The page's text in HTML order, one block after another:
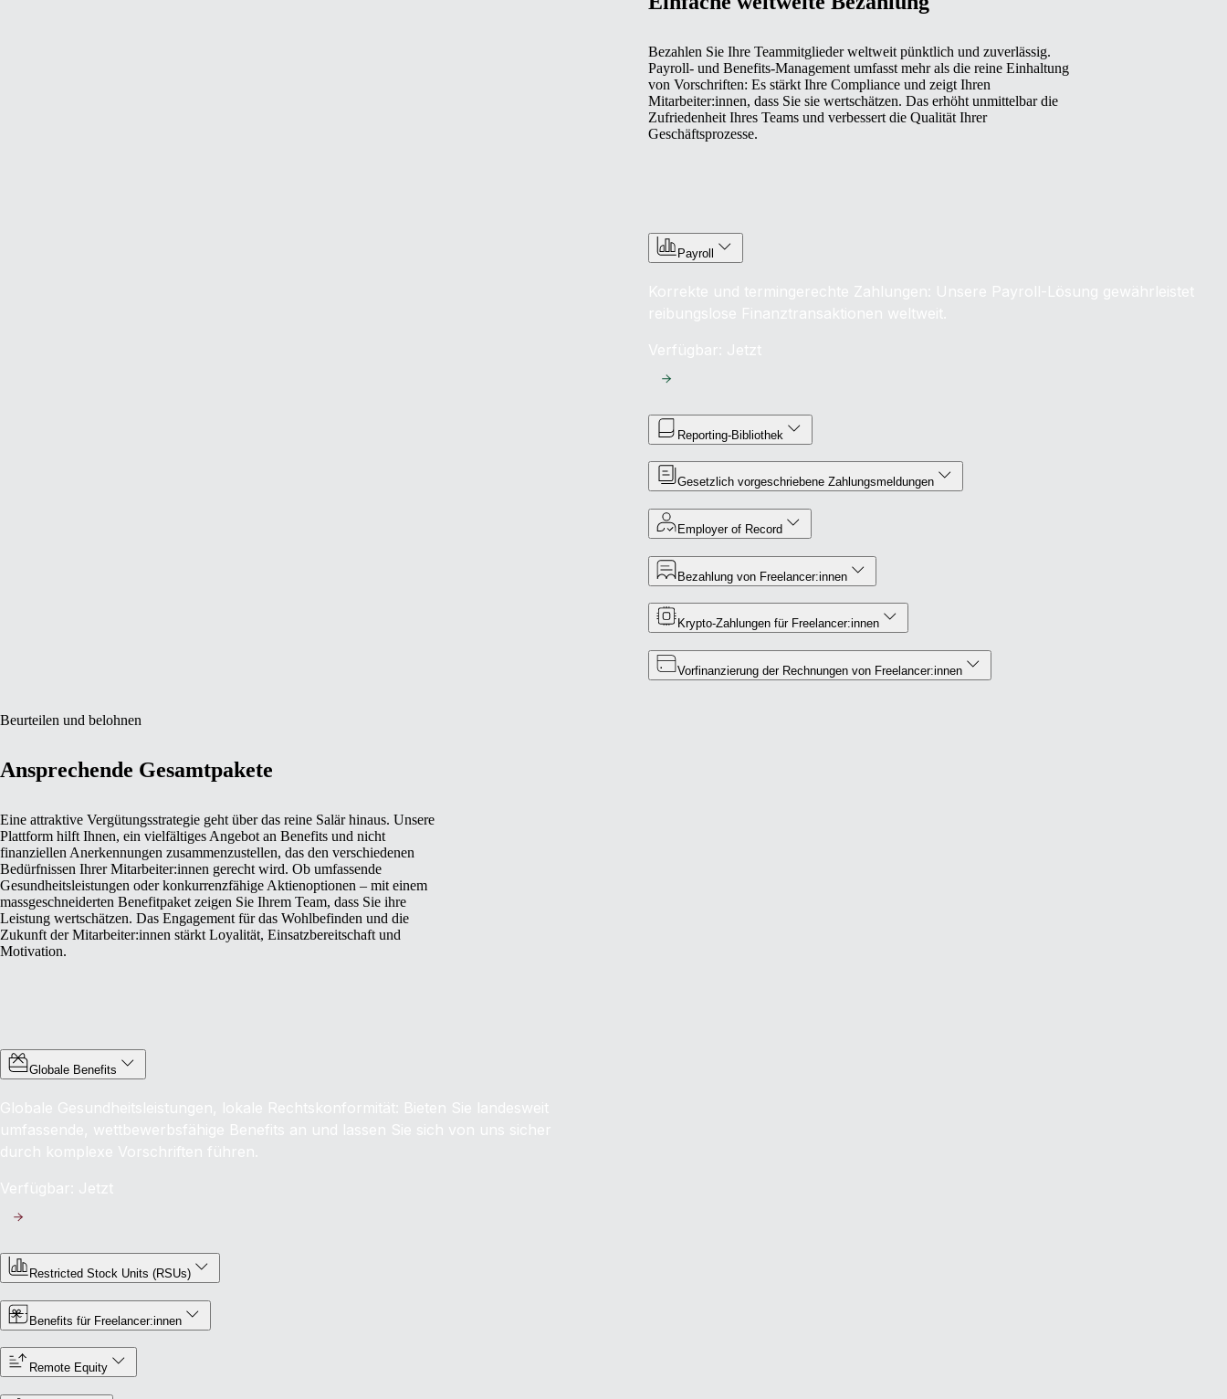
Bezahlen Sie Ihre Teammitglieder weltweit pünktlich und zuverlässig.
Payroll- und Benefits-Management umfasst mehr als die reine Einhaltung
von Vorschriften: Es stärkt Ihre Compliance und zeigt Ihren
Mitarbeiter:innen, dass Sie sie wertschätzen. Das erhöht unmittelbar die
Zufriedenheit Ihres Teams und verbessert die Qualität Ihrer
Geschäftsprozesse.
Payroll
Korrekte und termingerechte Zahlungen: Unsere Payroll-Lösung gewährleistet
reibungslose Finanztransaktionen weltweit.
Verfügbar: Jetzt
Reporting-Bibliothek
Gesetzlich vorgeschriebene Zahlungsmeldungen
Employer of Record
Bezahlung von Freelancer:innen
Krypto-Zahlungen für Freelancer:innen
Vorfinanzierung der Rechnungen von Freelancer:innen
Beurteilen und belohnen
Ansprechende Gesamtpakete
Eine attraktive Vergütungsstrategie geht über das reine Salär hinaus. Unsere
Plattform hilft Ihnen, ein vielfältiges Angebot an Benefits und nicht
finanziellen Anerkennungen zusammenzustellen, das den verschiedenen
Bedürfnissen Ihrer Mitarbeiter:innen gerecht wird. Ob umfassende
Gesundheitsleistungen oder konkurrenzfähige Aktienoptionen – mit einem
massgeschneiderten Benefitpaket zeigen Sie Ihrem Team, dass Sie ihre
Leistung wertschätzen. Das Engagement für das Wohlbefinden und die
Zukunft der Mitarbeiter:innen stärkt Loyalität, Einsatzbereitschaft und
Motivation.
Globale Benefits
Globale Gesundheitsleistungen, lokale Rechtskonformität: Bieten Sie landesweit
umfassende, wettbewerbsfähige Benefits an und lassen Sie sich von uns sicher
durch komplexe Vorschriften führen.
Verfügbar: Jetzt
Restricted Stock Units (RSUs)
Benefits für Freelancer:innen
Remote Equity